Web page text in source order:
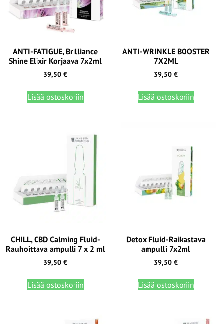
ANTI-FATIGUE, Brilliance
Shine Elixir Korjaava 7x2ml
39,50 €
Lisää ostoskoriin
ANTI-WRINKLE BOOSTER
7X2ML
39,50 €
Lisää ostoskoriin
CHILL, CBD Calming Fluid-
Rauhoittava ampulli 7 x 2 ml
39,50 €
Lisää ostoskoriin
Detox Fluid-Raikastava
ampulli 7x2ml
39,50 €
Lisää ostoskoriin